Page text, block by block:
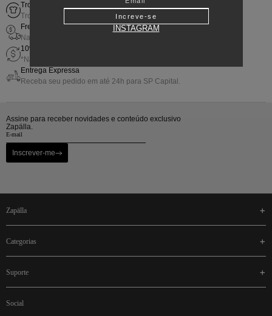
Troca fácil
Troca simples e rápida
Frete grátis
Nas compras acima de R$800,00
10% de Gift Back em sua próxima compra
*Não cumulativo com outras promoções.
Entrega Expressa
Receba seu pedido em até 24h para SP Capital.
Assine para receber novidades e conteúdo exclusivo
Zapälla.
Inscrever-me
zapälla
categorias
suporte
social
Increve-se
INSTAGRAM